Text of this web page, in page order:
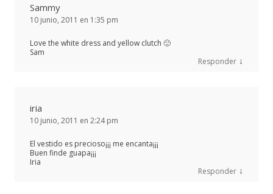
Sammy
10 junio, 2011 en 1:35 pm
Love the white dress and yellow clutch 🙂
Sam
Responder ↓
iria
10 junio, 2011 en 2:24 pm
El vestido es precioso¡¡¡ me encanta¡¡¡
Buen finde guapa¡¡¡
Iria
Responder ↓